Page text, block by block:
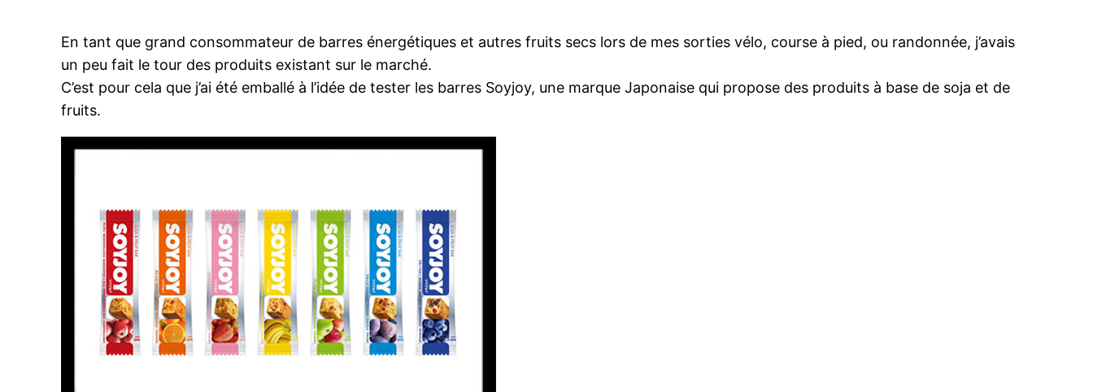
En tant que grand consommateur de barres énergétiques et autres fruits secs lors de mes sorties vélo, course à pied, ou randonnée, j’avais
un peu fait le tour des produits existant sur le marché.
C’est pour cela que j’ai été emballé à l’idée de tester les barres Soyjoy, une marque Japonaise qui propose des produits à base de soja et de
fruits.